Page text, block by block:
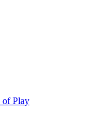
of Play